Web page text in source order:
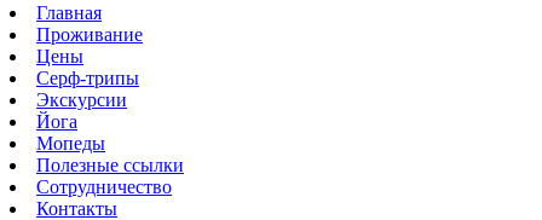
Главная
Проживание
Цены
Серф-трипы
Экскурсии
Йога
Мопеды
Полезные ссылки
Сотрудничество
Контакты